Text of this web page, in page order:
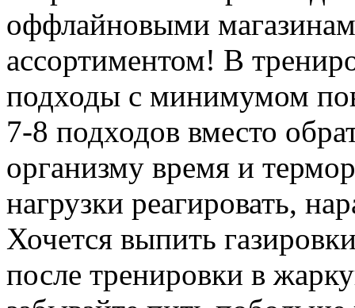
оффлайновыми
ассортиментом! В
подходы с минимумом
7-8 подходов вместо
организму время и
нагрузки реагировать,
Хочется выпить
после тренировки в